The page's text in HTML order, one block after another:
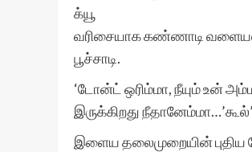
க்யூ
வரிசையாக கண்ணாடி
பூச்சாடி.
‘டோன்ட் ஒரிம்மா, நீயும் உன்
இருக்கிறது
இளைய தலைமுறையின்